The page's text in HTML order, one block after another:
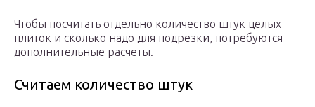
Чтобы посчитать отдельно количество штук целых
плиток и сколько надо для подрезки, потребуются
дополнительные расчеты.
Считаем количество штук